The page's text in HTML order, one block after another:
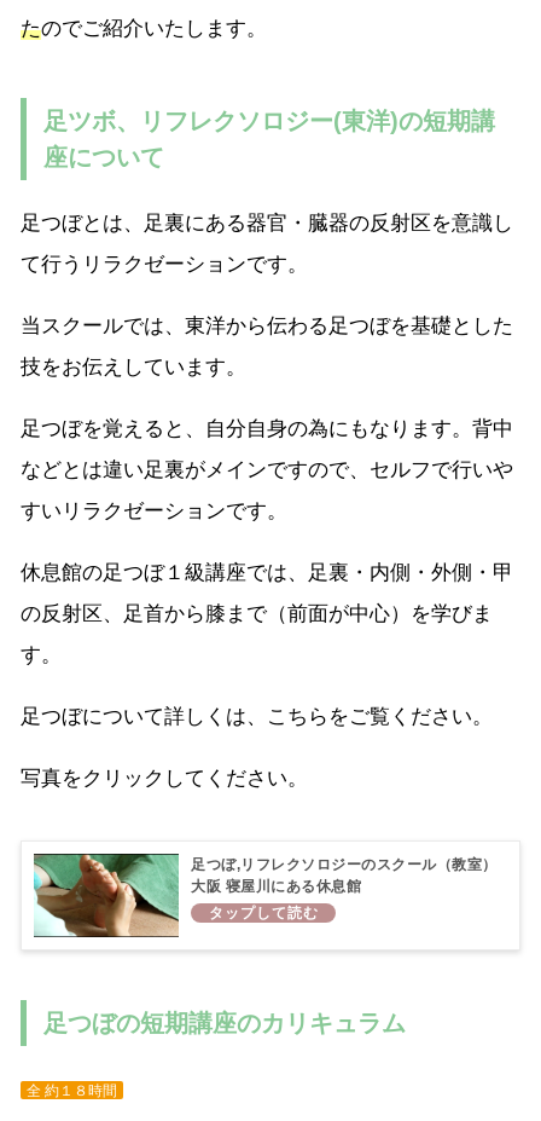
たのでご紹介いたします。
足ツボ、リフレクソロジー(東洋)の短期講
座について
足つぼとは、足裏にある器官・臓器の反射区を意識し
て行うリラクゼーションです。
当スクールでは、東洋から伝わる足つぼを基礎とした
技をお伝えしています。
足つぼを覚えると、自分自身の為にもなります。背中
などとは違い足裏がメインですので、セルフで行いや
すいリラクゼーションです。
休息館の足つぼ１級講座では、足裏・内側・外側・甲
の反射区、足首から膝まで（前面が中心）を学びま
す。
足つぼについて詳しくは、こちらをご覧ください。
写真をクリックしてください。
足つぼ,リフレクソロジーのスクール（教室）
大阪 寝屋川にある休息館
足つぼの短期講座のカリキュラム
全 約１８時間